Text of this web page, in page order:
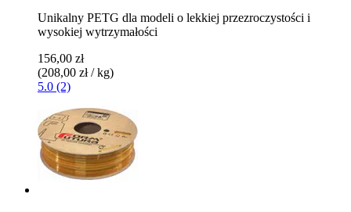
Unikalny PETG dla modeli o lekkiej przezroczystości i
wysokiej wytrzymałości
156,00 zł
(208,00 zł / kg)
5.0 (2)